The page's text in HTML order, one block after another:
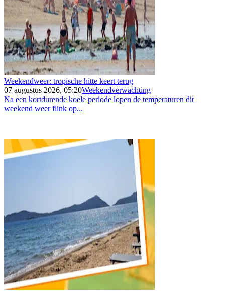
Weekendweer: tropische hitte keert terug
07 augustus 2026, 05:20Weekendverwachting
Na een kortdurende koele periode lopen de temperaturen dit
weekend weer flink op...